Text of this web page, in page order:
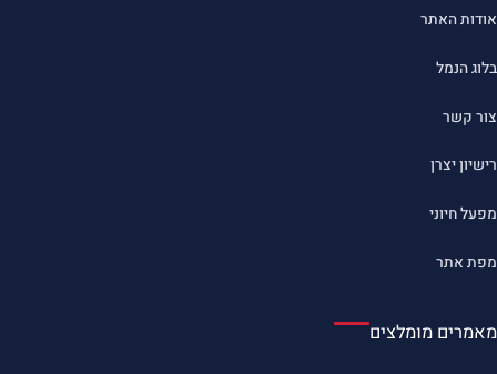
אודות האתר
בלוג הנמל
צור קשר
רישיון יצרן
מפעל חיוני
מפת אתר
מאמרים מומלצים